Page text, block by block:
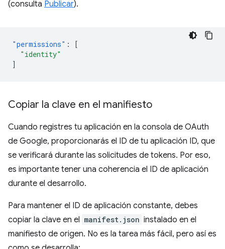
(consulta Publicar).
"permissions" :
[
"identity"
]
Copiar la clave en el manifiesto
Cuando registres tu aplicación en la consola de OAuth
de Google, proporcionarás el ID de tu aplicación ID, que
se verificará durante las solicitudes de tokens. Por eso,
es importante tener una coherencia el ID de aplicación
durante el desarrollo.
Para mantener el ID de aplicación constante, debes
copiar la clave en el manifest.json instalado en el
manifiesto de origen. No es la tarea más fácil, pero así es